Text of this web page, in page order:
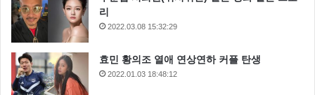
리
2022.03.08 15:32:29
효민 황의조 열애 연상연하 커플 탄생
2022.01.03 18:48:12